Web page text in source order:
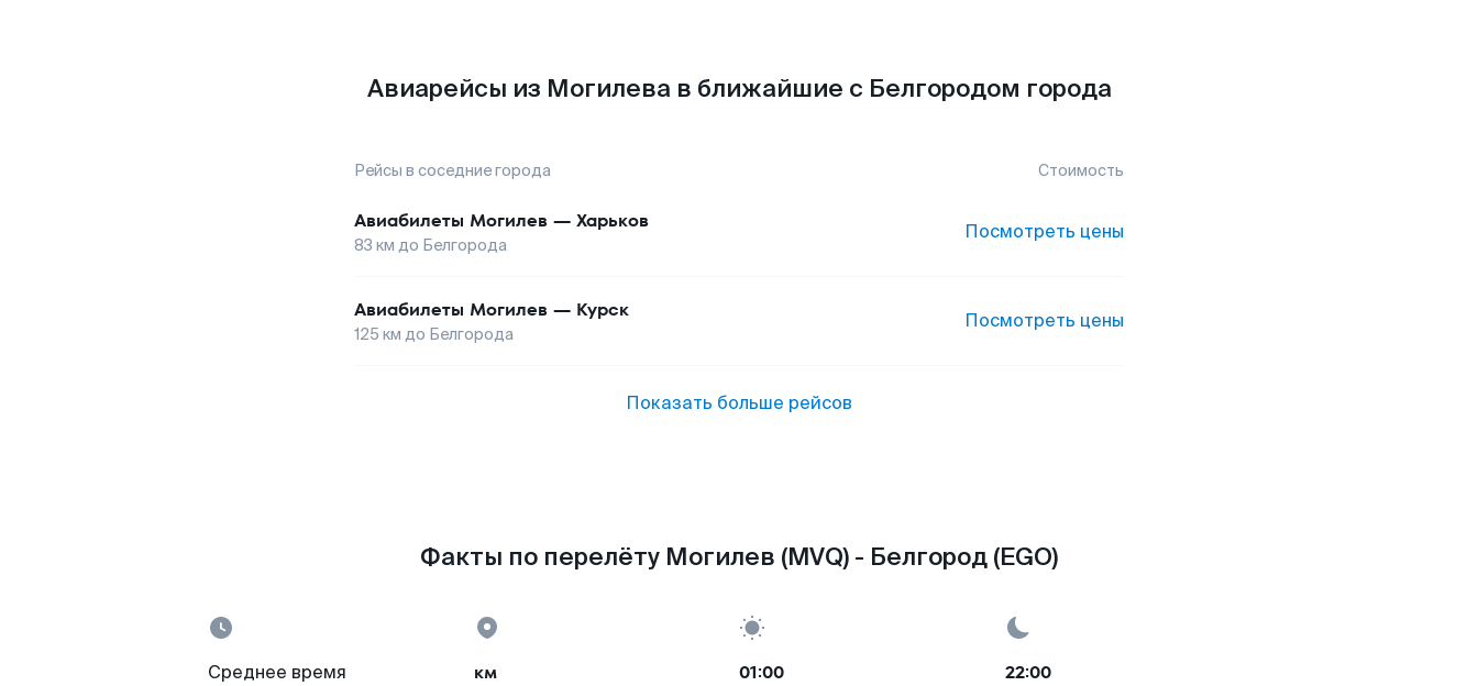
Авиарейсы из Могилева в ближайшие с Белгородом города
Рейсы в соседние города Стоимость
Авиабилеты Могилев — Харьков
83 км до Белгорода
Посмотреть цены
Авиабилеты Могилев — Курск
125 км до Белгорода
Посмотреть цены
Показать больше рейсов
Факты по перелёту Могилев (MVQ) - Белгород (EGO)
Среднее время
км 01:00 22:00